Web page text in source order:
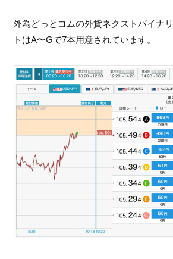
外為どっとコムの外貨ネクストバイナ
トはA〜Gで7本用意されています。